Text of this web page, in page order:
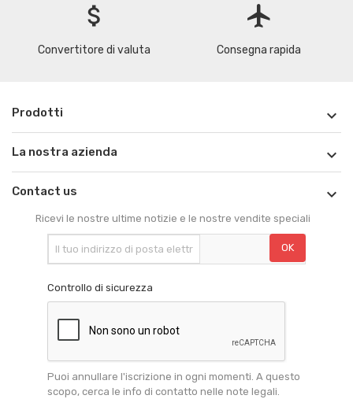
attach_money
Convertitore di valuta
flight
Consegna rapida
Prodotti 
La nostra azienda 
Contact us 
Ricevi le nostre ultime notizie e le nostre vendite speciali
Controllo di sicurezza
Puoi annullare l'iscrizione in ogni momenti. A questo
scopo, cerca le info di contatto nelle note legali.